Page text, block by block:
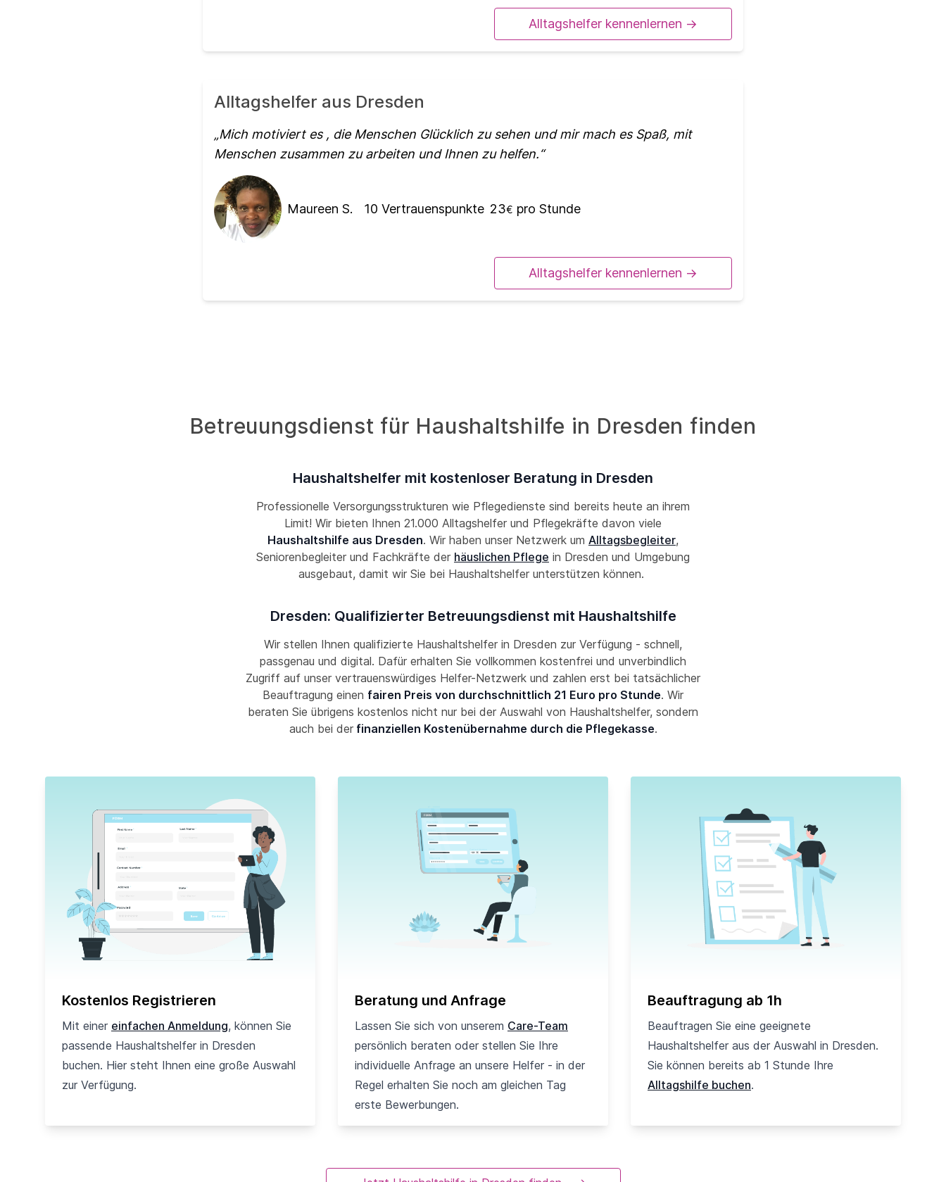
Alltagshelfer kennenlernen ->
Alltagshelfer aus Dresden
Mich motiviert es , die Menschen Glücklich zu sehen und mir mach es Spaß, mit
Menschen zusammen zu arbeiten und Ihnen zu helfen.
Maureen S. 10 Vertrauenspunkte 23€ pro Stunde
Alltagshelfer kennenlernen ->
Betreuungsdienst für Haushaltshilfe in Dresden finden
Haushaltshelfer mit kostenloser Beratung in Dresden
Professionelle Versorgungsstrukturen wie Pflegedienste sind bereits heute an ihrem
Limit! Wir bieten Ihnen 21.000 Alltagshelfer und Pflegekräfte davon viele
Haushaltshilfe aus Dresden. Wir haben unser Netzwerk um Alltagsbegleiter,
Seniorenbegleiter und Fachkräfte der häuslichen Pflege in Dresden und Umgebung
ausgebaut, damit wir Sie bei Haushaltshelfer unterstützen können.
Dresden: Qualifizierter Betreuungsdienst mit Haushaltshilfe
Wir stellen Ihnen qualifizierte Haushaltshelfer in Dresden zur Verfügung - schnell,
passgenau und digital. Dafür erhalten Sie vollkommen kostenfrei und unverbindlich
Zugriff auf unser vertrauenswürdiges Helfer-Netzwerk und zahlen erst bei tatsächlicher
Beauftragung einen fairen Preis von durchschnittlich 21 Euro pro Stunde. Wir
beraten Sie übrigens kostenlos nicht nur bei der Auswahl von Haushaltshelfer, sondern
auch bei derfinanziellen Kostenübernahme durch die Pflegekasse.
Kostenlos Registrieren
Mit einer einfachen Anmeldung, können Sie
passende Haushaltshelfer in Dresden
buchen. Hier steht Ihnen eine große Auswahl
zur Verfügung.
Beratung und Anfrage
Lassen Sie sich von unserem Care-Team
persönlich beraten oder stellen Sie Ihre
individuelle Anfrage an unsere Helfer - in der
Regel erhalten Sie noch am gleichen Tag
erste Bewerbungen.
Beauftragung ab 1h
Beauftragen Sie eine geeignete
Haushaltshelfer aus der Auswahl in Dresden.
Sie können bereits ab 1 Stunde Ihre
Alltagshilfe buchen.